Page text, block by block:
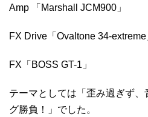
Amp 「Marshall JCM900」
FX Drive「Ovaltone 34-extreme
FX「BOSS GT-1」
テーマとしては「歪み過ぎず
グ勝負！」でした。